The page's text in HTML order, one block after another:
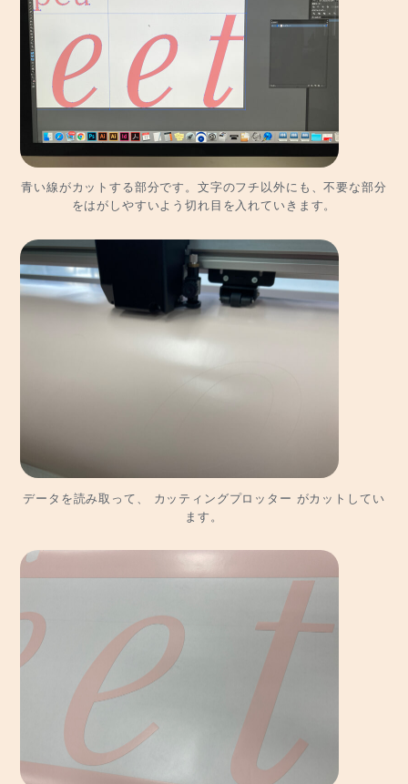
青い線がカットする部分です。文字のフチ以外にも、不要な部分
をはがしやすいよう切れ目を入れていきます。
データを読み取って、 カッティングプロッター がカットしてい
ます。